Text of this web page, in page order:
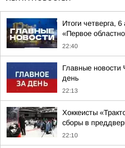
Итоги четверга,
«Первое
22:40
Главные новости
день
22:13
Хоккеисты
сборы в
22:10